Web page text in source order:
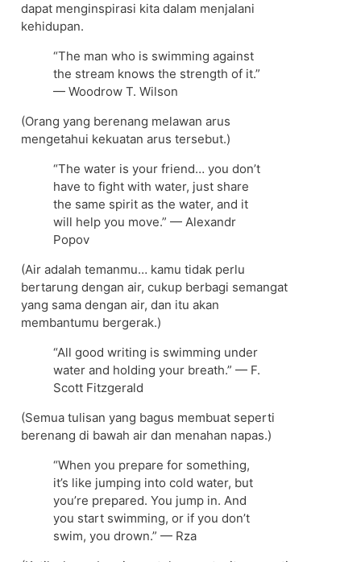
dapat menginspirasi kita dalam menjalani
kehidupan.
“The man who is swimming against
the stream knows the strength of it.”
— Woodrow T. Wilson
(Orang yang berenang melawan arus
mengetahui kekuatan arus tersebut.)
“The water is your friend… you don’t
have to fight with water, just share
the same spirit as the water, and it
will help you move.” — Alexandr
Popov
(Air adalah temanmu… kamu tidak perlu
bertarung dengan air, cukup berbagi semangat
yang sama dengan air, dan itu akan
membantumu bergerak.)
“All good writing is swimming under
water and holding your breath.” — F.
Scott Fitzgerald
(Semua tulisan yang bagus membuat seperti
berenang di bawah air dan menahan napas.)
“When you prepare for something,
it’s like jumping into cold water, but
you’re prepared. You jump in. And
you start swimming, or if you don’t
swim, you drown.” — Rza